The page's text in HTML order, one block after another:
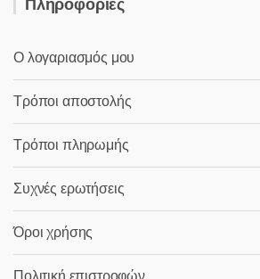
Πληροφορίες
Ο λογαριασμός μου
Τρόποι αποστολής
Τρόποι πληρωμής
Συχνές ερωτήσεις
Όροι χρήσης